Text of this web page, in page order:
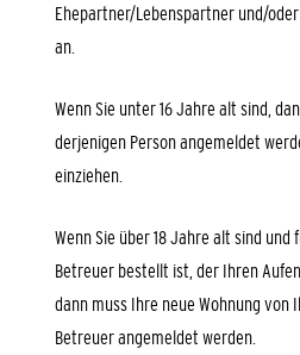
Ehepartner/Lebenspartner und/
an.
Wenn Sie unter 16 Jahre alt sind,
derjenigen Person angemeldet
einziehen.
Wenn Sie über 18 Jahre alt sind und
Betreuer bestellt ist, der Ihren
dann muss Ihre neue Wohnung von
Betreuer angemeldet werden.